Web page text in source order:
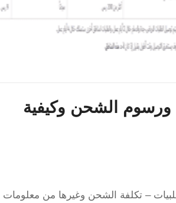
الشحن وكيفية
– تكلفة الشحن وغيرها من معلومات